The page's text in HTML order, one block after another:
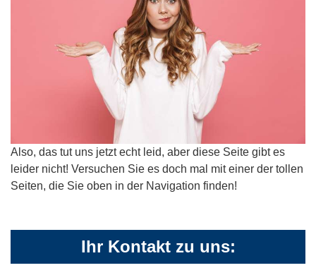
Also, das tut uns jetzt echt leid, aber diese Seite gibt es
leider nicht! Versuchen Sie es doch mal mit einer der tollen
Seiten, die Sie oben in der Navigation finden!
Ihr Kontakt zu uns: